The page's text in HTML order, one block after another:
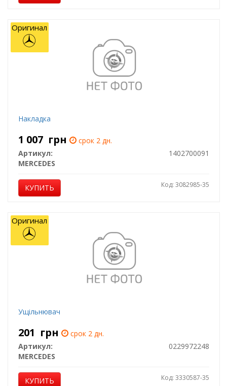
Накладка
1 007 грн
срок 2 дн.
Артикул:
1402700091
MERCEDES
КУПИТЬ Код: 3082985-35
Оригинал
Ущільнювач
201 грн
срок 2 дн.
Артикул:
0229972248
MERCEDES
КУПИТЬ Код: 3330587-35
Оригинал